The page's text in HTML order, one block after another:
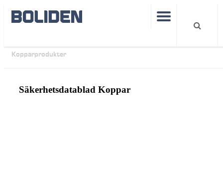
Kopparprodukter
Säkerhetsdatablad Koppar